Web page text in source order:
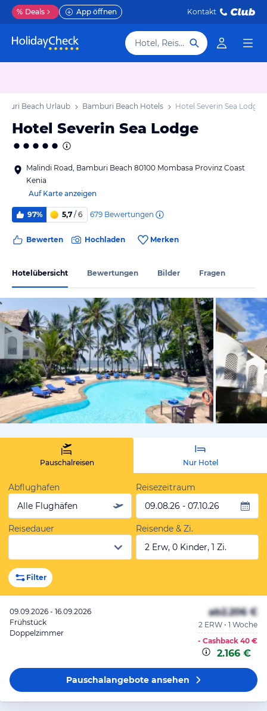
% Deals App öffnen Kontakt
Hotel, Reiseziel
Beach Urlaub Bamburi Beach Hotels Hotel Severin Sea Lodge
Hotel Severin Sea Lodge
Malindi Road, Bamburi Beach 80100 Mombasa Provinz Coast
Kenia
Auf Karte anzeigen
97% 5,7 / 6 679 Bewertungen
Bewerten Hochladen Merken
Hotelübersicht Bewertungen Bilder Fragen
vom
Pauschalreisen Nur Hotel
Abflughafen
Alle Flughäfen
Reisezeitraum
09.08.26 - 07.10.26
Reisedauer
Reisende & Zi.
2 Erw, 0 Kinder, 1 Zi.
Filter
09.09.2026 - 16.09.2026
Frühstück
Doppelzimmer
ab2.206 €
2 ERW • 1 Woche
- Cashback 40 €
2.166 €
Pauschalangeboteansehen